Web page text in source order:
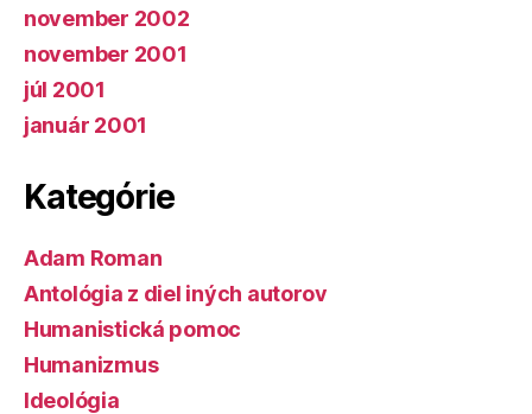
november 2002
november 2001
júl 2001
január 2001
Kategórie
Adam Roman
Antológia z diel iných autorov
Humanistická pomoc
Humanizmus
Ideológia